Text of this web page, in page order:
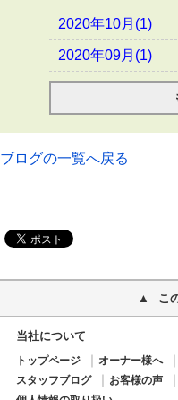
2020年10月(1)
2020年09月(1)
ブログの一覧へ戻る
こ
当社について
トップページ オーナー様へ
スタッフブログ
お客様の声